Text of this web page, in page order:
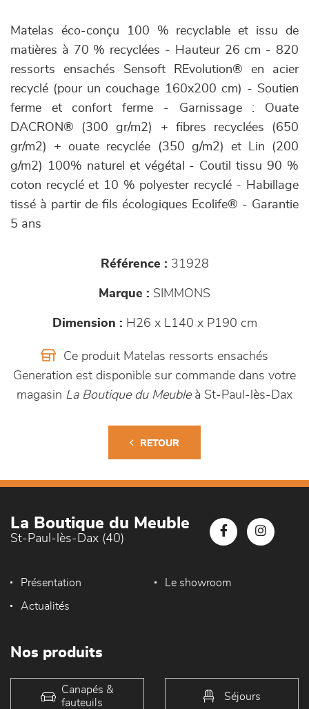
Matelas éco-conçu 100 % recyclable et issu de
matières à 70 % recyclées - Hauteur 26 cm - 820
ressorts ensachés Sensoft REvolution® en acier
recyclé (pour un couchage 160x200 cm) - Soutien
ferme et confort ferme - Garnissage : Ouate
DACRON® (300 gr/m2) + fibres recyclées (650
gr/m2) + ouate recyclée (350 g/m2) et Lin (200
g/m2) 100% naturel et végétal - Coutil tissu 90 %
coton recyclé et 10 % polyester recyclé - Habillage
tissé à partir de fils écologiques Ecolife® - Garantie
5 ans
Référence : 31928
Marque : SIMMONS
Dimension : H26 x L140 x P190 cm
Ce produit Matelas ressorts ensachés
Generation est disponible sur commande dans votre
magasin La Boutique du Meubleà St-Paul-lès-Dax
RETOUR
La Boutique du Meuble
St-Paul-lès-Dax (40)
Présentation Le showroom
Actualités
Nos produits
Canapés &
fauteuils
Séjours